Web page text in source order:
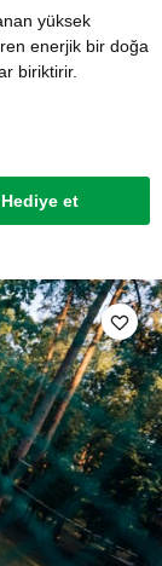
yüksek
enerjik bir doğa
biriktirir.
Hediye et